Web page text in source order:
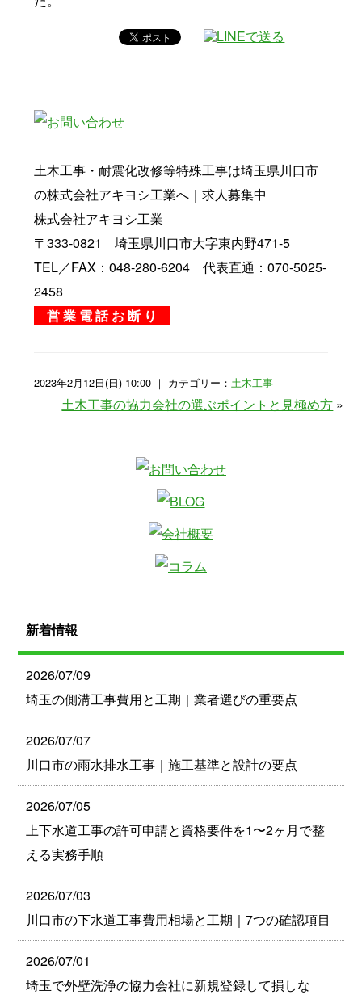
土木工事・耐震化改修等特殊工事は埼玉県川口市
の株式会社アキヨシ工業へ｜求人募集中
株式会社アキヨシ工業
〒333-0821 埼玉県川口市大字東内野471-5
TEL／FAX：048-280-6204 代表直通：070-5025-
2458
営 業 電 話 お 断 り
2023年2月12日(日) 10:00 ｜ カテゴリー：土木工事
土木工事の協力会社の選ぶポイントと見極め方 »
新着情報
2026/07/09
埼玉の側溝工事費用と工期｜業者選びの重要点
2026/07/07
川口市の雨水排水工事｜施工基準と設計の要点
2026/07/05
上下水道工事の許可申請と資格要件を1〜2ヶ月で整
える実務手順
2026/07/03
川口市の下水道工事費用相場と工期｜7つの確認項目
2026/07/01
埼玉で外壁洗浄の協力会社に新規登録して損しな